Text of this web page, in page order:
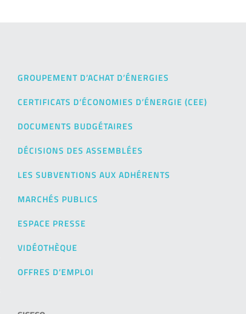
GROUPEMENT D’ACHAT D’ÉNERGIES
CERTIFICATS D’ÉCONOMIES D’ÉNERGIE (CEE)
DOCUMENTS BUDGÉTAIRES
DÉCISIONS DES ASSEMBLÉES
LES SUBVENTIONS AUX ADHÉRENTS
MARCHÉS PUBLICS
ESPACE PRESSE
VIDÉOTHÈQUE
OFFRES D’EMPLOI